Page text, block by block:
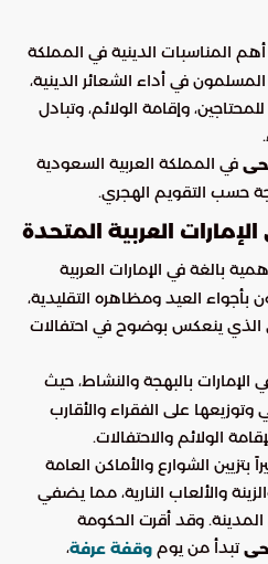
المناسبات الدينية في المملكة
في أداء الشعائر الدينية،
وإقامة الولائم، وتبادل
في المملكة العربية السعودية
العربية المتحدة
بالغة في الإمارات العربية
العيد ومظاهره التقليدية،
الذي ينعكس بوضوح في احتفالات
الإمارات بالبهجة والنشاط، حيث
على الفقراء والأقارب
الولائم والاحتفالات.
بتزيين الشوارع والأماكن العامة
والألعاب النارية، مما يضفي
وقد أقرت الحكومة
تبدأ من يوم وقفة عرفة،